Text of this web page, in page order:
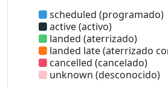
scheduled (programado)
active (activo)
landed (aterrizado)
landed late (aterrizado
cancelled (cancelado)
unknown (desconocido)